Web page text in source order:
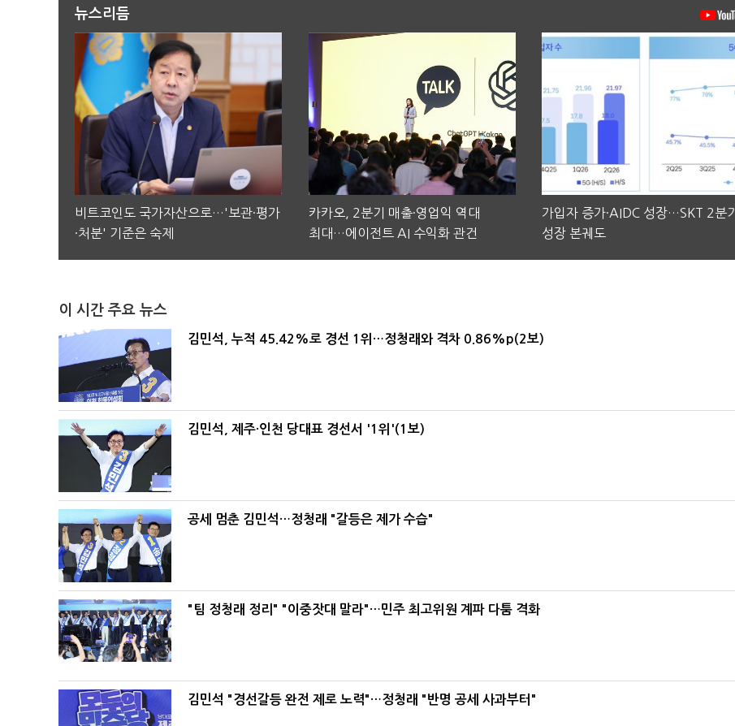
뉴스리듬
비트코인도 국가자산으로…'보관·평가
·처분' 기준은 숙제
카카오, 2분기 매출·영업익 역대
최대…에이전트 AI 수익화 관건
가입자 증가·AIDC 성장…SKT 2분기
성장 본궤도
이 시간 주요 뉴스
김민석, 누적 45.42%로 경선 1위…정청래와 격차 0.86%p(2보)
김민석, 제주·인천 당대표 경선서 '1위'(1보)
공세 멈춘 김민석…정청래 "갈등은 제가 수습"
"팀 정청래 정리" "이중잣대 말라"…민주 최고위원 계파 다툼 격화
김민석 "경선갈등 완전 제로 노력"…정청래 "반명 공세 사과부터"